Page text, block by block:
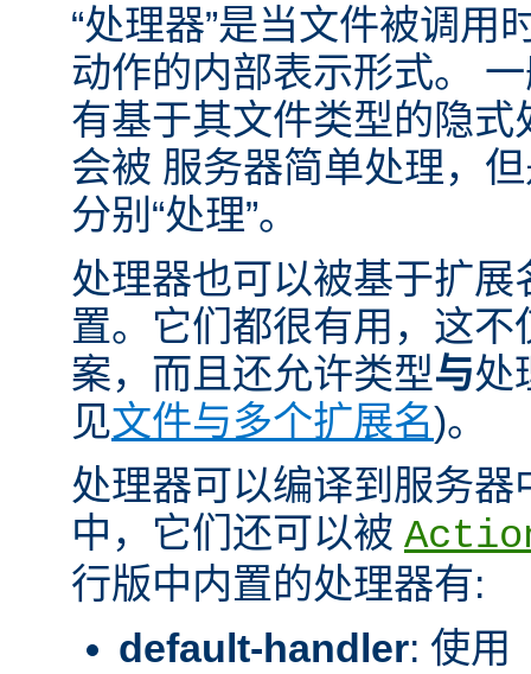
“处理器”是当文件被调用
动作的内部表示形式。
有基于其文件类型的隐
会被 服务器简单处理，
分别“处理”。
处理器也可以被基于扩
置。它们都很有用，这
案，而且还允许类型与处
见文件与多个扩展名)。
处理器可以编译到服务
中，它们还可以被
行版中内置的处理器有:
default-handler: 使用